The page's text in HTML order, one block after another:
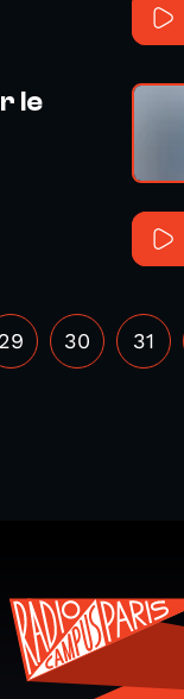
le
29 30 31